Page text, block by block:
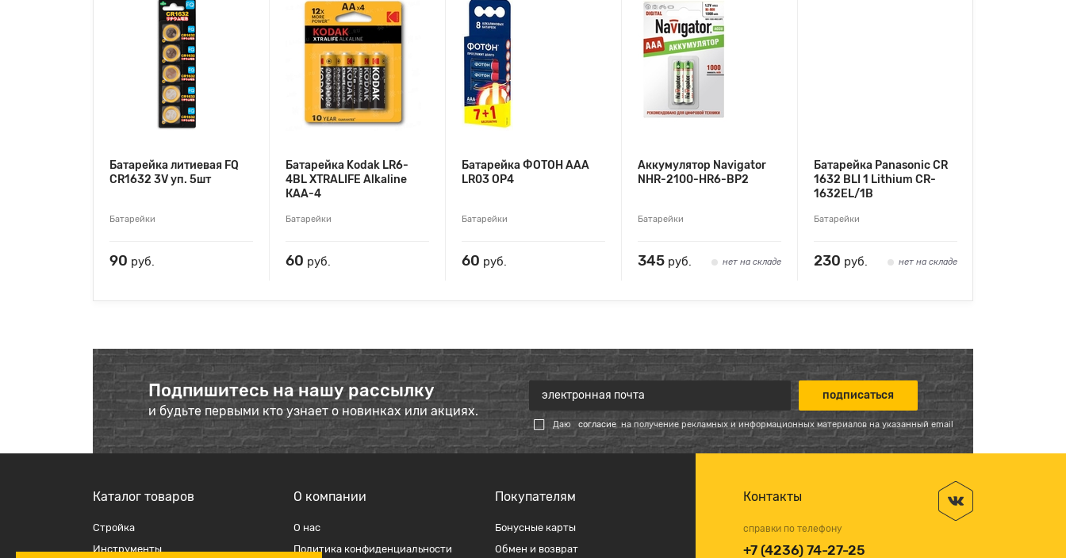
Батарейка литиевая FQ
CR1632 3V уп. 5шт
Батарейки
90 руб.
Батарейка Kodak LR6-
4BL XTRALIFE Alkaline
КАА-4
Батарейки
60 руб.
Батарейка ФОТОН ААА
LR03 OP4
Батарейки
60 руб.
Аккумулятор Navigator
NHR-2100-HR6-BP2
Батарейки
345 руб. нет на складе
Батарейка Panasonic CR
1632 BLI 1 Lithium CR-
1632EL/1B
Батарейки
230 руб. нет на складе
Подпишитесь на нашу рассылку
и будьте первыми кто узнает о новинках или акциях.
Даю согласие на получение рекламных и информационных материалов на указанный email
Контакты
справки по телефону
+7 (4236) 74-27-25
Каталог товаров
Стройка
Инструменты
О компании
О наc
Политика конфиденциальности
Покупателям
Бонусные карты
Обмен и возврат